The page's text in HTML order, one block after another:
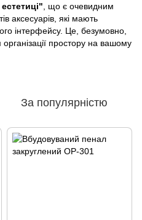
, що є очевидним
аксесуарів, які мають
інтерфейсу. Це, безумовно,
простору на вашому
За популярністю